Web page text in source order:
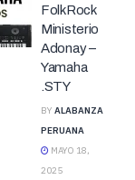
FolkRock
Ministerio
Adonay –
Yamaha
.STY
BY ALABANZA
PERUANA
MAYO 18,
2025